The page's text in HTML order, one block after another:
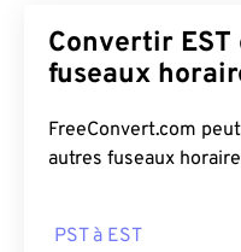
Convertir
fuseaux
FreeConvert.com
autres fuseaux
PST à EST